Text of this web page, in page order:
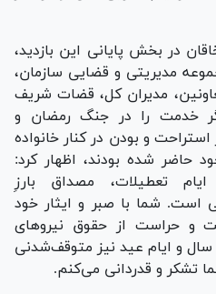
در بخش پایانی این بازدید،
مدیریتی و قضایی سازمان،
مدیران کل، قضات شریف
خدمت را در جنگ رمضان و
روز‌های سال ۱۴۰۵ بر استراحت و بودن در کنار خانواده
حاضر شده بودند، اظهار کرد:
تعطیلات، مصداق بارزِ
است. شما با صبر و ایثار خود
و حراست از حقوق نیرو‌های
و ایام عید نیز متوقف‌شدنی
تشکر و قدردانی می‌کنم.